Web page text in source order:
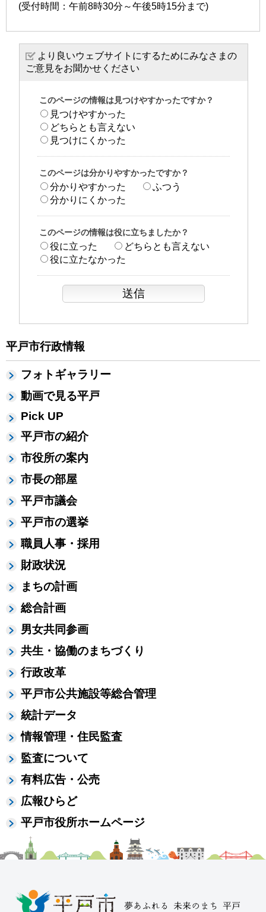
平戸市行政情報
フォトギャラリー
動画で見る平戸
Pick UP
平戸市の紹介
市役所の案内
市長の部屋
平戸市議会
平戸市の選挙
職員人事・採用
財政状況
まちの計画
総合計画
男女共同参画
共生・協働のまちづくり
行政改革
平戸市公共施設等総合管理
統計データ
情報管理・住民監査
監査について
有料広告・公売
広報ひらど
平戸市役所ホームページ
(受付時間：午前8時30分～午後5時15分まで)
より良いウェブサイトにするためにみなさまの
ご意見をお聞かせください
このページの情報は見つけやすかったですか？
見つけやすかった
どちらとも言えない
見つけにくかった
このページは分かりやすかったですか？
分かりやすかった
ふつう
分かりにくかった
このページの情報は役に立ちましたか？
役に立った
どちらとも言えない
役に立たなかった